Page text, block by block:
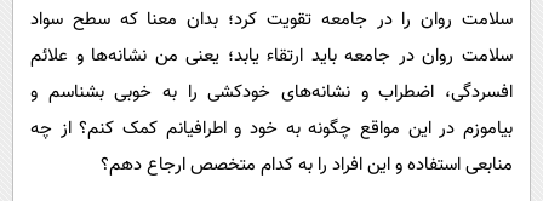
سلامت روان را در جامعه تقویت کرد؛ بدان معنا که سطح سواد
سلامت روان در جامعه باید ارتقاء یابد؛ یعنی من نشانه‌ها و علائم
افسردگی، اضطراب و نشانه‌های خودکشی را به‌ خوبی بشناسم و
بیاموزم در این مواقع چگونه به خود و اطرافیانم کمک کنم؟ از چه
منابعی استفاده و این افراد را به کدام متخصص ارجاع دهم؟